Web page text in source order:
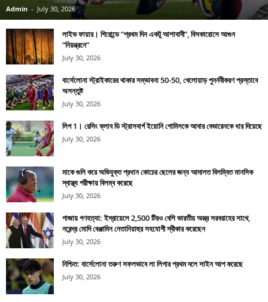
Admin - July 30, 2026
লাইভ ফায়ার। গিরোন্ডে “প্রথম দিন একটু আশাবাদী”, বিসকারোসে আগুন
“নিয়ন্ত্রনে”
July 30, 2026
বার্সেলোনা স্ট্রাইকারের থাকার সম্ভাবনা 50-50, খেলোয়াড় পুনর্নবীকরণ প্রস্তাবে
অসন্তুষ্ট
July 30, 2026
লিগ 1। রেসিং ক্লাব ডি স্ট্রাসবার্গ ইয়োনি গোমিসকে আবার বেভারেনকে ধার দিয়েছে
July 30, 2026
মাকে গুলি করে অভিযুক্ত প্রধান কোচের ছেলের জন্য আদালত বিলম্বিত মানসিক
স্বাস্থ্য পরীক্ষায় বিলম্ব করেছে
July 30, 2026
গাজায় গণহত্যা: ইস্রায়েলে 2,500 টিরও বেশি ভারতীয় অস্ত্র সরবরাহের সাথে,
নরেন্দ্র মোদি বেঞ্জামিন নেতানিয়াহুর সহযোগী স্বীকার করেছেন
July 30, 2026
নিশ্চিত: বার্সেলোনা তরুণ সফলভাবে লা লিগার প্রথম দলে সাইন আপ করেছে
July 30, 2026